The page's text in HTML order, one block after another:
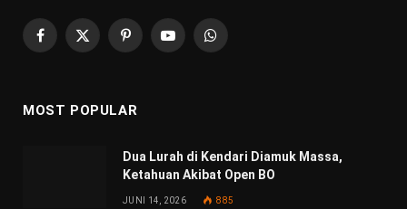
Facebook
X
PinterestYouTubeWhatsApp
MOST POPULAR
Dua Lurah di Kendari Diamuk Massa,
Ketahuan Akibat Open BO
JUNI 14, 2026 885